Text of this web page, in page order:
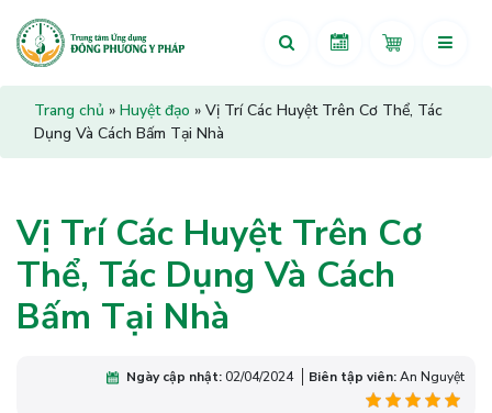
Trang chủ » Huyệt đạo » Vị Trí Các Huyệt Trên Cơ Thể, Tác
Dụng Và Cách Bấm Tại Nhà
Vị Trí Các Huyệt Trên Cơ
Thể, Tác Dụng Và Cách
Bấm Tại Nhà
Ngày cập nhật:02/04/2024 Biên tập viên:An Nguyệt